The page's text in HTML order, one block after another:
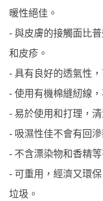
暖性絕佳。
- 與皮膚的接觸面比
和皮疹。
- 具有良好的透氣性
- 使用有機棉縫紉線
- 易於使用和打理，
- 吸濕性佳不會有回
- 不含漂染物和香精
- 可重用，經濟又環
垃圾。